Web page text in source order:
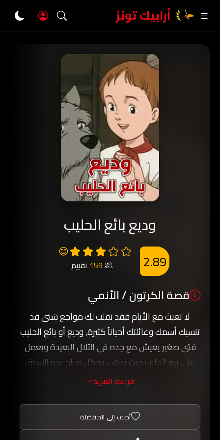
أرابيك تونز
وديع بائع الحليب
😊
159 تقييم 2.89
قصة الكرتون / الأنمي
لا تعبث مع الأيام فقد تقلب لك مواجع شتى قد
تنسيك أسمك وعائلتك أحياناً كثيرة, وديع أو بائع الحليب
فتى صغير يعيش مع جده في التلال البعيدة ويعمل
على بيع الحليب حيث يذهب به كل صباح نحو السوق
فيبيعه هناك ومرات كثيرة يعود دون أن يشتري منه
لعب الفقر مع وديع لعبته وأوجعه القدر حين أخذ منه
جده الطاعن في السن والذي كان يؤنس وحشة وديع
قراءة المزيد
أضف إلى المفضلة